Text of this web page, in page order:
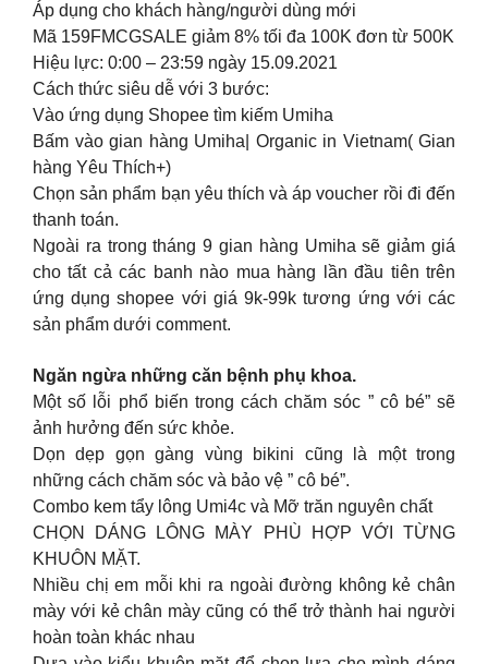
Áp dụng cho khách hàng/người dùng mới
Mã 159FMCGSALE giảm 8% tối đa 100K đơn từ 500K
Hiệu lực: 0:00 – 23:59 ngày 15.09.2021
Cách thức siêu dễ với 3 bước:
Vào ứng dụng Shopee tìm kiếm Umiha
Bấm vào gian hàng Umiha| Organic in Vietnam( Gian
hàng Yêu Thích+)
Chọn sản phẩm bạn yêu thích và áp voucher rồi đi đến
thanh toán.
Ngoài ra trong tháng 9 gian hàng Umiha sẽ giảm giá
cho tất cả các banh nào mua hàng lần đầu tiên trên
ứng dụng shopee với giá 9k-99k tương ứng với các
sản phẩm dưới comment.
Ngăn ngừa những căn bệnh phụ khoa.
Một số lỗi phổ biến trong cách chăm sóc ” cô bé” sẽ
ảnh hưởng đến sức khỏe.
Dọn dẹp gọn gàng vùng bikini cũng là một trong
những cách chăm sóc và bảo vệ ” cô bé”.
Combo kem tẩy lông Umi4c và Mỡ trăn nguyên chất
CHỌN DÁNG LÔNG MÀY PHÙ HỢP VỚI TỪNG
KHUÔN MẶT.
Nhiều chị em mỗi khi ra ngoài đường không kẻ chân
mày với kẻ chân mày cũng có thể trở thành hai người
hoàn toàn khác nhau